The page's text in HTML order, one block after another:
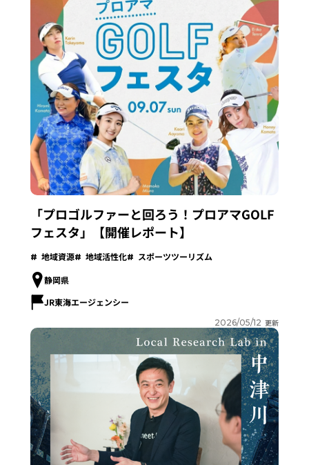
「プロゴルファーと回ろう！プロアマGOLF
フェスタ」【開催レポート】
地域資源 地域活性化 スポーツツーリズム
静岡県
JR東海エージェンシー
2026/05/12 更新